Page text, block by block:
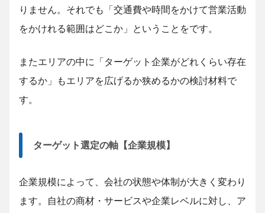
りません。それでも「交通費や時間をかけて営業活動
をかけれる範囲はどこか」ということをです。
またエリアの中に「ターゲット企業がどれくらい存在
するか」もエリアを広げるか狭めるかの検討材料で
す。
ターゲット選定の軸【企業規模】
企業規模によって、会社の状態や体制が大きく変わり
ます。自社の商材・サービスや企業レベルに対し、ア